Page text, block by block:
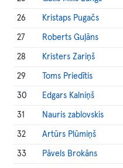
26 Kristaps Pugačs
27 Roberts Guļāns
28 Kristers Zariņš
29 Toms Priedītis
30 Edgars Kalniņš
31 Nauris zablovskis
32 Artūrs Plūmiņš
33 Pāvels Brokāns